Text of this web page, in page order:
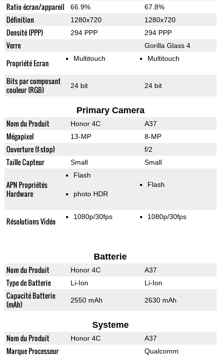
Ratio écran/appareil 66.9% 67.8%
Définition 1280x720 1280x720
Densité (PPP) 294 PPP 294 PPP
Verre Gorilla Glass 4
Propriété Ecran Multitouch Multitouch
Bits par composant
couleur (RGB)
24 bit 24 bit
Primary Camera
Nom du Produit Honor 4C A37
Mégapixel 13-MP 8-MP
Ouverture (f-stop) f/2
Taille Capteur Small Small
APN Propriétés
Hardware
Flash
photo HDR
Flash
Résolutions Vidéo 1080p/30fps 1080p/30fps
Batterie
Nom du Produit Honor 4C A37
Type de Batterie Li-Ion Li-Ion
Capacité Batterie
(mAh)
2550 mAh 2630 mAh
Systeme
Nom du Produit Honor 4C A37
Marque Processeur Qualcomm